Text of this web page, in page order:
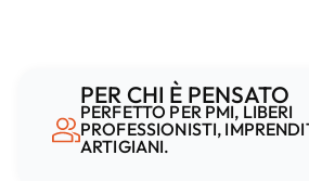
PER CHI È PENSATO
PERFETTO PER PMI, LIBERI
PROFESSIONISTI,
ARTIGIANI.